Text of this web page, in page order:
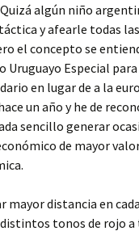
algún niño
y afearle todas
el concepto se
Uruguayo Especial
en lugar de a la
un año y he de
sencillo generar
de mayor
distancia en
tonos de rojo a